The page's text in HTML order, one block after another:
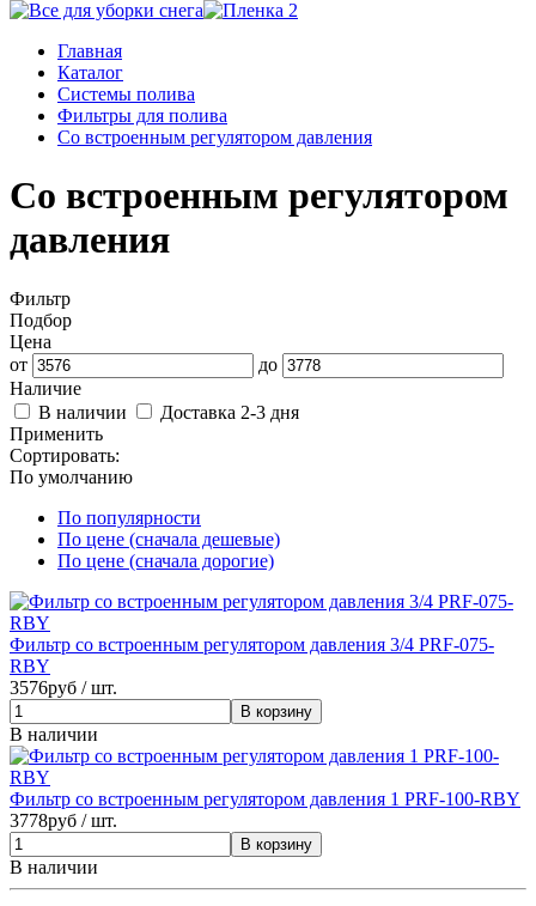
Главная
Каталог
Системы полива
Фильтры для полива
Со встроенным регулятором давления
Со встроенным регулятором
давления
Фильтр
Подбор
Цена
от
до
Наличие
В наличии
Доставка 2-3 дня
Применить
Сортировать:
По умолчанию
По популярности
По цене (сначала дешевые)
По цене (сначала дорогие)
Фильтр со встроенным регулятором давления 3/4 PRF-075-
RBY
3576руб / шт.
В наличии
Фильтр со встроенным регулятором давления 1 PRF-100-RBY
3778руб / шт.
В наличии